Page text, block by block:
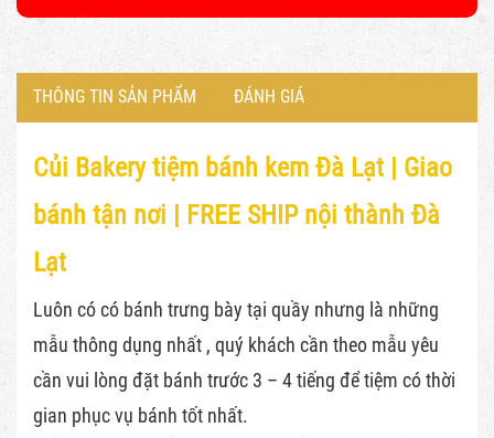
THÔNG TIN SẢN PHẨM ĐÁNH GIÁ
Củi Bakery tiệm bánh kem Đà Lạt | Giao
bánh tận nơi | FREE SHIP nội thành Đà
Lạt
Luôn có có bánh trưng bày tại quầy nhưng là những
mẫu thông dụng nhất , quý khách cần theo mẫu yêu
cần vui lòng đặt bánh trước 3 – 4 tiếng để tiệm có thời
gian phục vụ bánh tốt nhất.